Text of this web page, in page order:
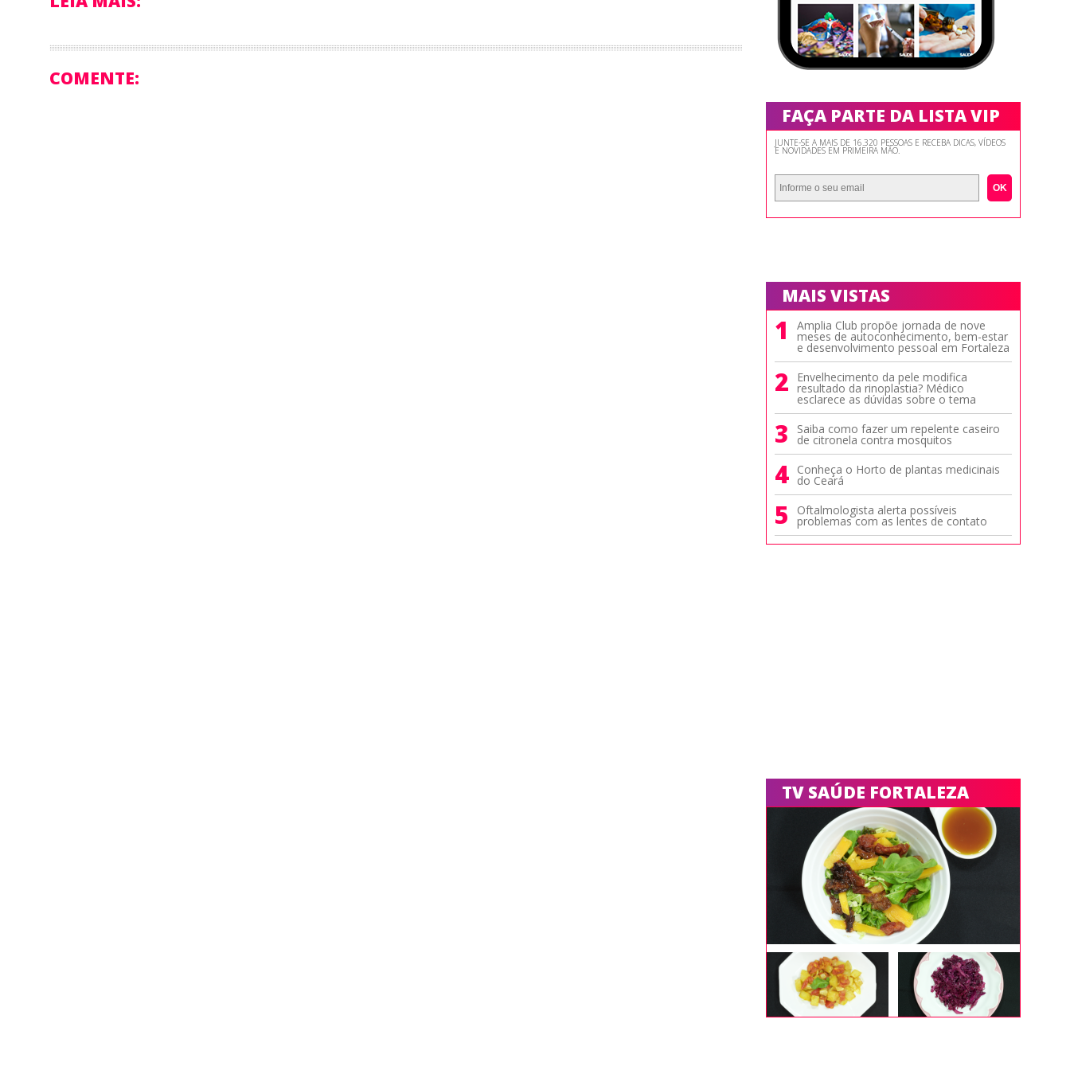
COMENTE:
FAÇA PARTE DA LISTA VIP
JUNTE-SE A MAIS DE 16.320 PESSOAS E RECEBA DICAS, VÍDEOS
E NOVIDADES EM PRIMEIRA MÃO.
OK
MAIS VISTAS
1 Amplia Club propõe jornada de nove
meses de autoconhecimento, bem-estar
e desenvolvimento pessoal em Fortaleza
2 Envelhecimento da pele modifica
resultado da rinoplastia? Médico
esclarece as dúvidas sobre o tema
3 Saiba como fazer um repelente caseiro
de citronela contra mosquitos
4 Conheça o Horto de plantas medicinais
do Ceará
5 Oftalmologista alerta possíveis
problemas com as lentes de contato
TV SAÚDE FORTALEZA